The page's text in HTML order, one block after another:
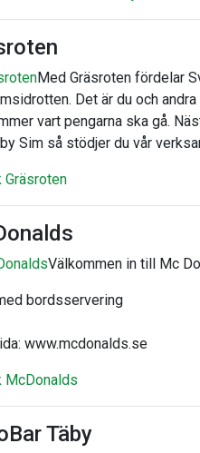
Med Gräsroten fördelar
Det är du och
vart pengarna ska gå.
Sim så stödjer du vår
Gräsroten
Välkommen in till Mc
bordsservering
www.mcdonalds.se
McDonalds
Täby